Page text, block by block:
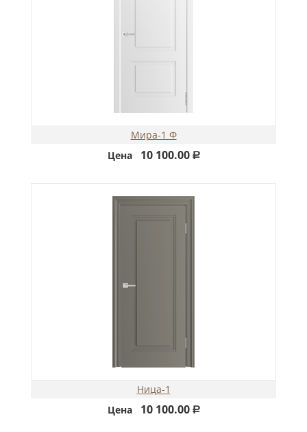
Мира-1 Ф
Цена
10 100.00 Р
Ница-1
Цена
10 100.00 Р